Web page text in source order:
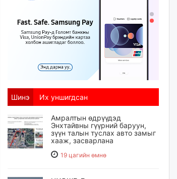
Шинэ Их уншигдсан
Амралтын өдрүүдэд
Энхтайвны гүүрний баруун,
зүүн талын туслах авто замыг
хааж, засварлана
19 цагийн өмнө